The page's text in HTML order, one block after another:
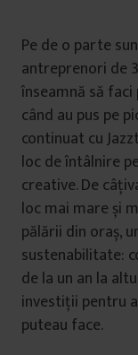
Pe de o parte
antreprenori de
înseamnă să
când au pus pe
continuat cu
loc de întâlnire
creative. De
loc mai mare și
pălării din oraș,
sustenabilitate:
de la un an la
investiții pentru
puteau face.